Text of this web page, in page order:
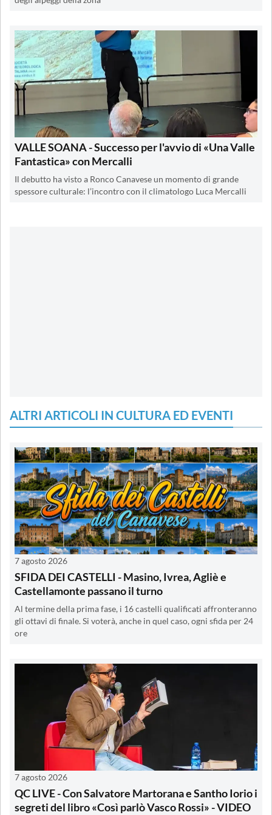
VALLE SOANA - Successo per l'avvio di «Una Valle
Fantastica» con Mercalli
Il debutto ha visto a Ronco Canavese un momento di grande
spessore culturale: l’incontro con il climatologo Luca Mercalli
ALTRI ARTICOLI IN CULTURA ED EVENTI
7 agosto 2026
SFIDA DEI CASTELLI - Masino, Ivrea, Agliè e
Castellamonte passano il turno
Al termine della prima fase, i 16 castelli qualificati affronteranno
gli ottavi di finale. Si voterà, anche in quel caso, ogni sfida per 24
ore
7 agosto 2026
QC LIVE - Con Salvatore Martorana e Santho Iorio i
segreti del libro «Così parlò Vasco Rossi» - VIDEO